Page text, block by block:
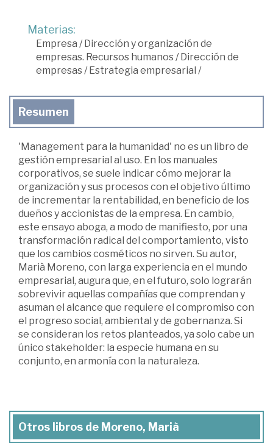
Materias:
Empresa /Dirección y organización de
empresas. Recursos humanos/Dirección de
empresas/Estrategia empresarial /
Resumen
'Management para la humanidad' no es un libro de
gestión empresarial al uso. En los manuales
corporativos, se suele indicar cómo mejorar la
organización y sus procesos con el objetivo último
de incrementar la rentabilidad, en beneficio de los
dueños y accionistas de la empresa. En cambio,
este ensayo aboga, a modo de manifiesto, por una
transformación radical del comportamiento, visto
que los cambios cosméticos no sirven. Su autor,
Marià Moreno, con larga experiencia en el mundo
empresarial, augura que, en el futuro, solo lograrán
sobrevivir aquellas compañías que comprendan y
asuman el alcance que requiere el compromiso con
el progreso social, ambiental y de gobernanza. Si
se consideran los retos planteados, ya solo cabe un
único stakeholder: la especie humana en su
conjunto, en armonía con la naturaleza.
Otros libros de Moreno, Marià